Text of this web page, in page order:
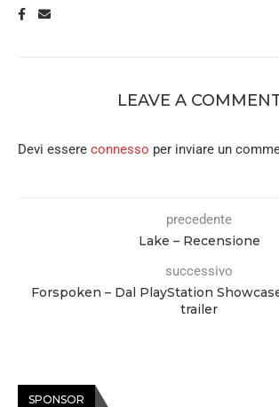
LEAVE A
Devi essere connesso per inviare un
precedente
Lake – Recensione
successivo
Forspoken – Dal PlayStation
trailer
SPONSOR